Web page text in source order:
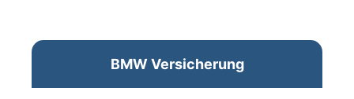
BMW Versicherung